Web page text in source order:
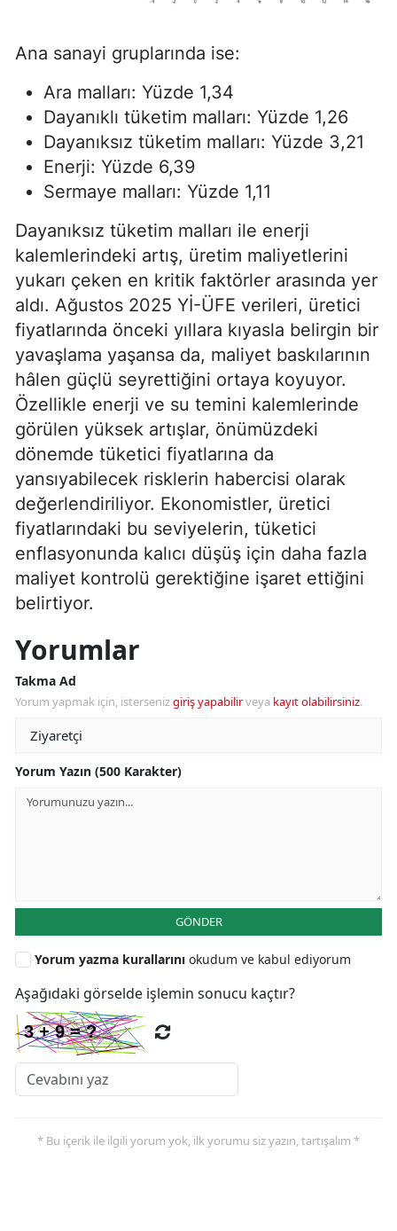
Ana sanayi gruplarında ise:
Ara malları: Yüzde 1,34
Dayanıklı tüketim malları: Yüzde 1,26
Dayanıksız tüketim malları: Yüzde 3,21
Enerji: Yüzde 6,39
Sermaye malları: Yüzde 1,11
Dayanıksız tüketim malları ile enerji
kalemlerindeki artış, üretim maliyetlerini
yukarı çeken en kritik faktörler arasında yer
aldı. Ağustos 2025 Yİ-ÜFE verileri, üretici
fiyatlarında önceki yıllara kıyasla belirgin bir
yavaşlama yaşansa da, maliyet baskılarının
hâlen güçlü seyrettiğini ortaya koyuyor.
Özellikle enerji ve su temini kalemlerinde
görülen yüksek artışlar, önümüzdeki
dönemde tüketici fiyatlarına da
yansıyabilecek risklerin habercisi olarak
değerlendiriliyor. Ekonomistler, üretici
fiyatlarındaki bu seviyelerin, tüketici
enflasyonunda kalıcı düşüş için daha fazla
maliyet kontrolü gerektiğine işaret ettiğini
belirtiyor.
Yorumlar
Takma Ad
Yorum yapmak için, istersenizgiriş yapabilirveya kayıt olabilirsiniz.
Yorum Yazın (500 Karakter)
GÖNDER
Yorum yazma kurallarını okudum ve kabul ediyorum
Aşağıdaki görselde işlemin sonucu kaçtır?
* Bu içerik ile ilgili yorum yok, ilk yorumu siz yazın, tartışalım *